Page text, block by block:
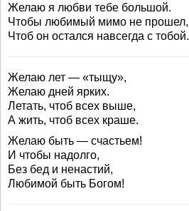
Желаю я любви тебе большой.
Чтобы любимый мимо не прошел,
Чтоб он остался навсегда с тобой.
Желаю лет — «тыщу»,
Желаю дней ярких.
Летать, чтоб всех выше,
А жить, чтоб всех краше.
Желаю быть — счастьем!
И чтобы надолго,
Без бед и ненастий,
Любимой быть Богом!